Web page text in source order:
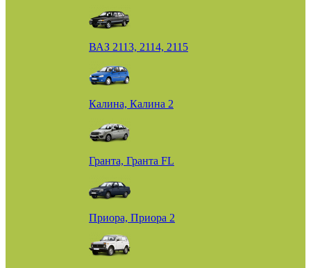
ВАЗ 2113, 2114, 2115
Калина, Калина 2
Гранта, Гранта FL
Приора, Приора 2